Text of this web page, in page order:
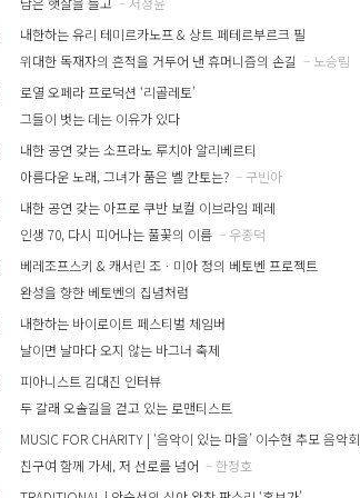
내한하는 유리 테미르카노프 & 상트 페테르부르크 필
위대한 독재자의 흔적을 거두어 낸 휴머니즘의 손길 – 노승림
로열 오페라 프로덕션 ‘리골레토’
그들이 벗는 데는 이유가 있다
내한 공연 갖는 소프라노 루치아 알리베르티
아름다운 노래, 그녀가 품은 벨 칸토는? – 구빈아
내한 공연 갖는 아프로 쿠반 보컬 이브라임 페레
인생 70, 다시 피어나는 풀꽃의 이름 – 우종덕
베레조프스키 & 캐서린 조ㆍ미아 정의 베토벤 프로젝트
완성을 향한 베토벤의 집념처럼
내한하는 바이로이트 페스티벌 체임버
날이면 날마다 오지 않는 바그너 축제
피아니스트 김대진 인터뷰
두 갈래 오솔길을 걷고 있는 로맨티스트
MUSIC FOR CHARITY | ‘음악이 있는 마을’ 이수현 추모 음악회
친구여 함께 가세, 저 선로를 넘어 – 한정호